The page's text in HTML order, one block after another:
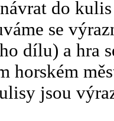
do
se
dílu) a hra
horském
jsou